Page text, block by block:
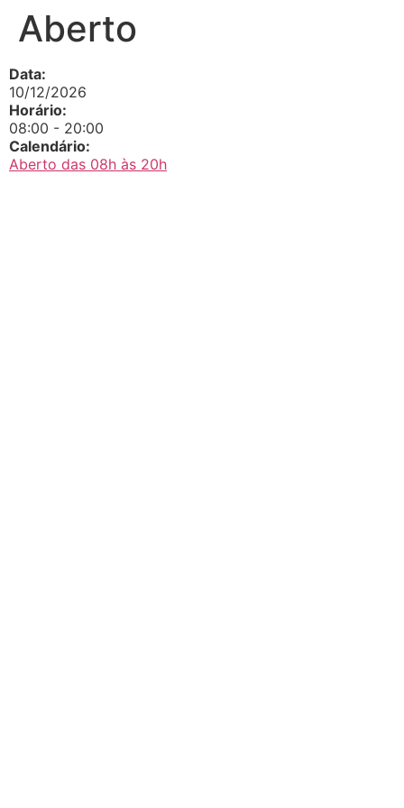
Aberto
Data:
10/12/2026
Horário:
08:00 - 20:00
Calendário:
Aberto das 08h às 20h